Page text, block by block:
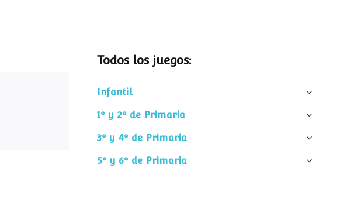
Todos los juegos:
Infantil
1º y 2º de Primaria
3º y 4º de Primaria
5º y 6º de Primaria